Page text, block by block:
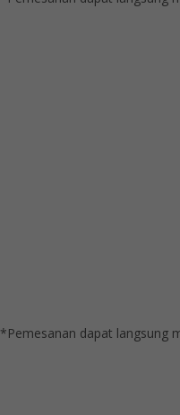
*Pemesanan dapat langsung